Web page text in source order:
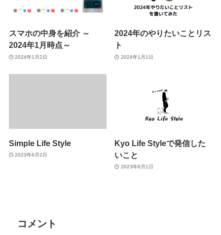
スマホの中身を紹介 ～
2024年1月時点～
2024年1月2日
2024年のやりたいことリス
ト
2024年1月1日
Simple Life Style
2023年6月2日
Kyo Life Styleで発信した
いこと
2023年6月1日
コメント